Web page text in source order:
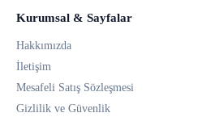
Kurumsal & Sayfalar
Hakkımızda
İletişim
Mesafeli Satış Sözleşmesi
Gizlilik ve Güvenlik